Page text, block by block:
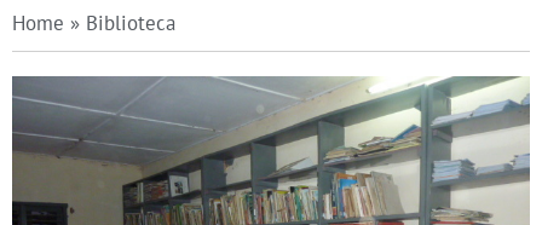
Home » Biblioteca